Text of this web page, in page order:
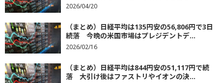
2026/04/20
（まとめ）日経平均は135円安の56,806円で3日
続落 今晩の米国市場はプレジデントデ...
2026/02/16
（まとめ）日経平均は844円安の51,117円で続
落 大引け後はファストリやイオンの決...